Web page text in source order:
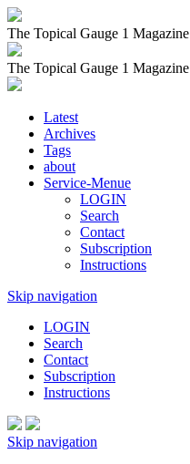
The Topical Gauge 1 Magazine
The Topical Gauge 1 Magazine
Latest
Archives
Tags
about
Service-Menue
LOGIN
Search
Contact
Subscription
Instructions
Skip navigation
LOGIN
Search
Contact
Subscription
Instructions
Skip navigation